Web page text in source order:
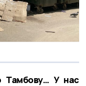
Тамбову… У нас